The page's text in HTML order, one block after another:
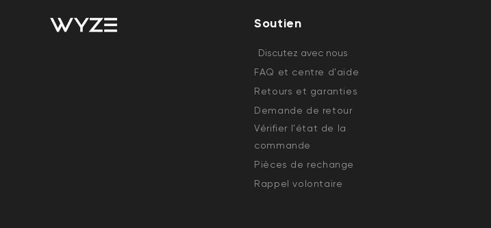
Soutien
Discutez avec nous
FAQ et centre d'aide
Retours et garanties
Demande de retour
Vérifier l'état de la
commande
Pièces de rechange
Rappel volontaire